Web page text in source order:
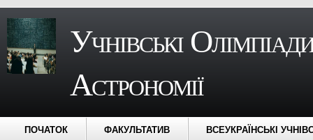
Учнівські
Астрономії
ПОЧАТОК ФАКУЛЬТАТИВ ВСЕУКРАЇНСЬКІ